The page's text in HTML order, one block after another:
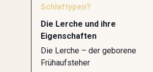
Schlaftypen?
Die Lerche und ihre
Eigenschaften
Die Lerche – der geborene
Frühaufsteher